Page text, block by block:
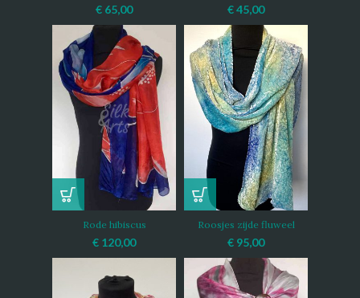
€ 65,00 €45,00
Rode hibiscus
€ 120,00
Roosjes zijde fluweel
€ 95,00